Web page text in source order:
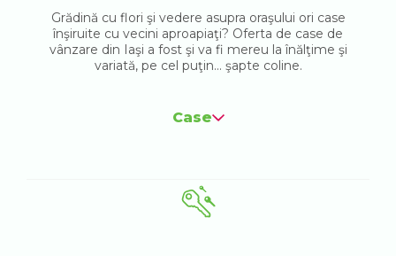
Grădină cu flori şi vedere asupra oraşului ori case
înşiruite cu vecini aproapiaţi? Oferta de case de
vânzare din Iaşi a fost şi va fi mereu la înălţime şi
variată, pe cel puţin... şapte coline.
Case